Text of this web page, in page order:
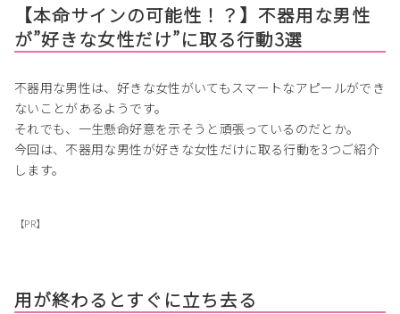
【本命サインの可能性！？】不器用な男性
が”好きな女性だけ”に取る行動3選
不器用な男性は、好きな女性がいてもスマートなアピールができ
ないことがあるようです。
それでも、一生懸命好意を示そうと頑張っているのだとか。
今回は、不器用な男性が好きな女性だけに取る行動を3つご紹介
します。
【PR】
用が終わるとすぐに立ち去る